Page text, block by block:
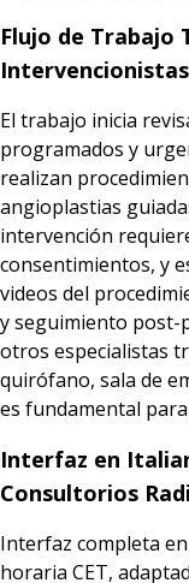
Flujo de Trabajo
El trabajo inicia
programados y
realizan
angioplastias
intervención
consentimientos, y
videos del
y seguimiento post-
otros especialistas
quirófano, sala de
es fundamental
Interfaz en
Consultorios
Interfaz completa
horaria CET,